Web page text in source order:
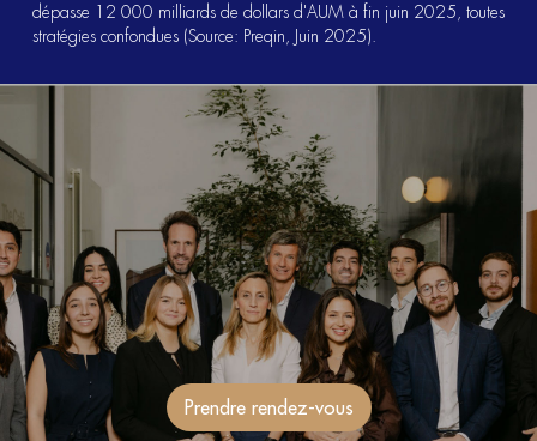
dépasse 12 000 milliards de dollars d'AUM à fin juin 2025, toutes
stratégies confondues (Source: Preqin, Juin 2025).
Prendre rendez-vous